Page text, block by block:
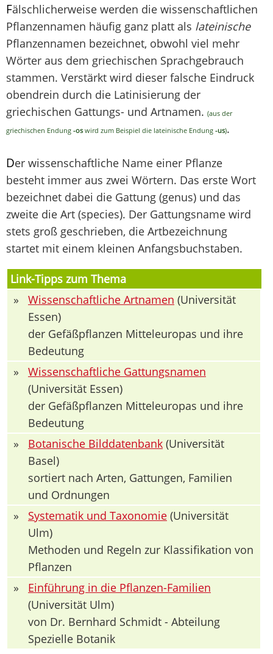
Fälschlicherweise werden die wissenschaftlichen
Pflanzennamen häufig ganz platt als lateinische
Pflanzennamen bezeichnet, obwohl viel mehr
Wörter aus dem griechischen Sprachgebrauch
stammen. Verstärkt wird dieser falsche Eindruck
obendrein durch die Latinisierung der
griechischen Gattungs- und Artnamen. (aus der
griechischen Endung -os wird zum Beispiel die lateinische Endung -us).
Der wissenschaftliche Name einer Pflanze
besteht immer aus zwei Wörtern. Das erste Wort
bezeichnet dabei die Gattung (genus) und das
zweite die Art (species). Der Gattungsname wird
stets groß geschrieben, die Artbezeichnung
startet mit einem kleinen Anfangsbuchstaben.
Link-Tipps zum Thema
»
Wissenschaftliche Artnamen (Universität
Essen)
der Gefäßpflanzen Mitteleuropas und ihre
Bedeutung
»
Wissenschaftliche Gattungsnamen
(Universität Essen)
der Gefäßpflanzen Mitteleuropas und ihre
Bedeutung
»
Botanische Bilddatenbank (Universität
Basel)
sortiert nach Arten, Gattungen, Familien
und Ordnungen
»
Systematik und Taxonomie (Universität
Ulm)
Methoden und Regeln zur Klassifikation von
Pflanzen
»
Einführung in die Pflanzen-Familien
(Universität Ulm)
von Dr. Bernhard Schmidt - Abteilung
Spezielle Botanik